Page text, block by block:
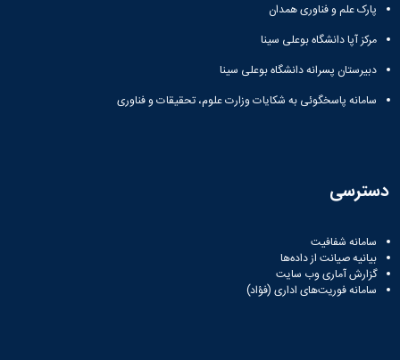
پارک علم و فناوری همدان
مرکز آپا دانشگاه بوعلی سینا
دبیرستان پسرانه دانشگاه بوعلی سینا
سامانه پاسخگوئی به شکایات وزارت علوم، تحقیقات و فناوری
دسترسی
سامانه شفافیت
بیانیه صیانت از داده‌ها
گزارش آماری وب‌ سایت
سامانه فوریت‌های اداری (فؤاد)